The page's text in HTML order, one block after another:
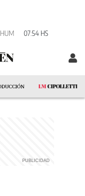
HUM 07:54 HS